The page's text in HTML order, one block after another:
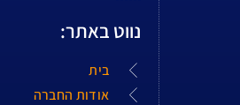
נווט באתר:
בית
אודות החברה